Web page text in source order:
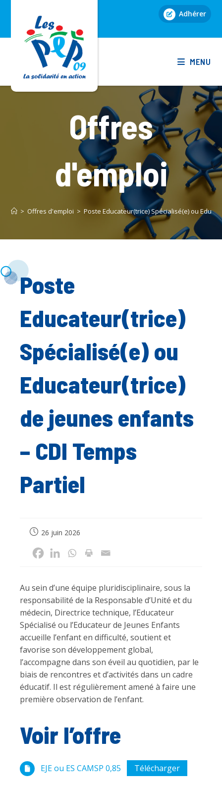
Adhérer
MENU
Offres
d'emploi
> Offres d'emploi > Poste Educateur(trice) Spécialisé(e) ou
Poste
Educateur(trice)
Spécialisé(e) ou
Educateur(trice)
de jeunes enfants
– CDI Temps
Partiel
Publication
26 juin 2026
Au sein d’une équipe pluridisciplinaire, sous la
responsabilité de la Responsable d’Unité et du
médecin, Directrice technique, l’Educateur
Spécialisé ou l’Educateur de Jeunes Enfants
accueille l’enfant en difficulté, soutient et
favorise son développement global,
l’accompagne dans son éveil au quotidien, par le
biais de rencontres et d’activités dans un cadre
éducatif. Il est régulièrement amené à faire une
première observation de l’enfant.
Voir l’offre
EJE ou ES CAMSP 0,85 Télécharger